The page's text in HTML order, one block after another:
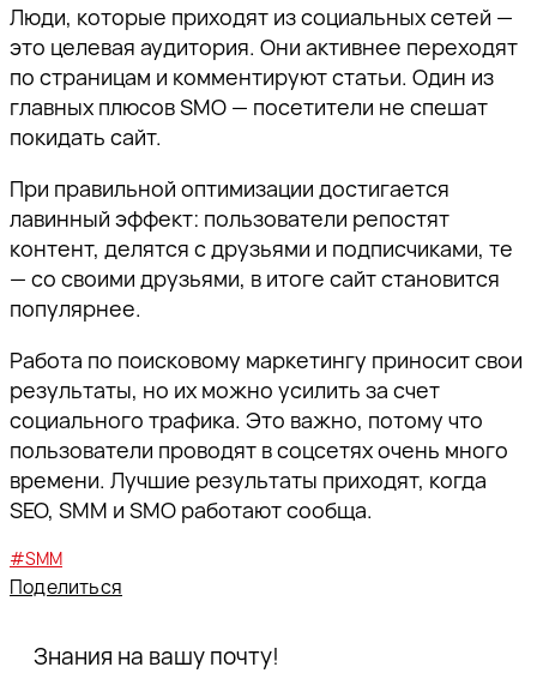
Люди, которые приходят из социальных сетей —
это целевая аудитория. Они активнее переходят
по страницам и комментируют статьи. Один из
главных плюсов SMO — посетители не спешат
покидать сайт.
При правильной оптимизации достигается
лавинный эффект: пользователи репостят
контент, делятся с друзьями и подписчиками, те
— со своими друзьями, в итоге сайт становится
популярнее.
Работа по поисковому маркетингу приносит свои
результаты, но их можно усилить за счет
социального трафика. Это важно, потому что
пользователи проводят в соцсетях очень много
времени. Лучшие результаты приходят, когда
SEO, SMM и SMO работают сообща.
#SMM
Поделиться
Знания на вашу почту!